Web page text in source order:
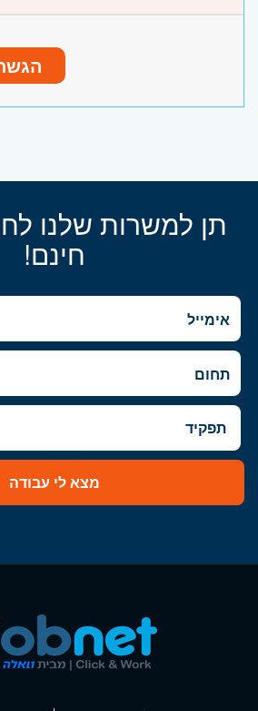
תן למשרות שלנו
חינם!
מצא לי עבודה